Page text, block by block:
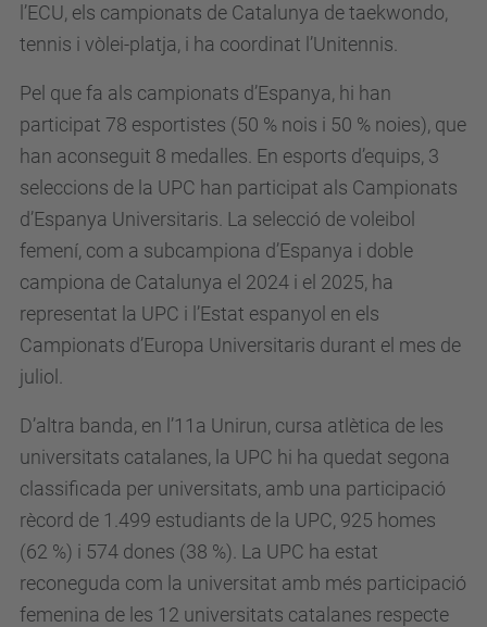
l’ECU, els campionats de Catalunya de taekwondo,
tennis i vòlei-platja, i ha coordinat l’Unitennis.
Pel que fa als campionats d’Espanya, hi han
participat 78 esportistes (50 % nois i 50 % noies), que
han aconseguit 8 medalles. En esports d’equips, 3
seleccions de la UPC han participat als Campionats
d’Espanya Universitaris. La selecció de voleibol
femení, com a subcampiona d’Espanya i doble
campiona de Catalunya el 2024 i el 2025, ha
representat la UPC i l’Estat espanyol en els
Campionats d’Europa Universitaris durant el mes de
juliol.
D’altra banda, en l’11a Unirun, cursa atlètica de les
universitats catalanes, la UPC hi ha quedat segona
classificada per universitats, amb una participació
rècord de 1.499 estudiants de la UPC, 925 homes
(62 %) i 574 dones (38 %). La UPC ha estat
reconeguda com la universitat amb més participació
femenina de les 12 universitats catalanes respecte